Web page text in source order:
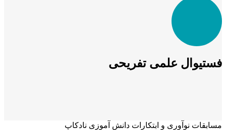
فستیوال علمی تفریحی
مسابقات نوآوری و ابتکارات دانش آموزی نادکاپ